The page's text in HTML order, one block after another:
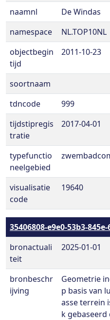
naamnl
De Windas
namespace
NL.TOP10NL
objectbegin
tijd
2011-10-23
soortnaam
tdncode
999
tijdstipregis
tratie
2017-04-01
typefunctio
neelgebied
visualisatie
code
19640
35406808-e9e0-53b3-
bronactuali
teit
2025-01-01
bronbeschr
ijving
Geometrie
p basis van
asse terrein
k gebaseerd